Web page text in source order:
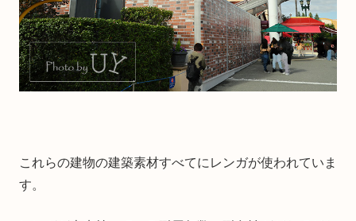
これらの建物の建築素材すべてにレンガが使われていま
す。